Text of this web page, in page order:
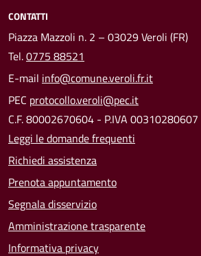
CONTATTI
Piazza Mazzoli n. 2 – 03029 Veroli (FR)
Tel.0775 88521
E-mail info@comune.veroli.fr.it
PEC protocollo.veroli@pec.it
C.F. 80002670604 - P.IVA 00310280607
Leggi le domande frequenti
Richiedi assistenza
Prenota appuntamento
Segnala disservizio
Amministrazione trasparente
Informativa privacy